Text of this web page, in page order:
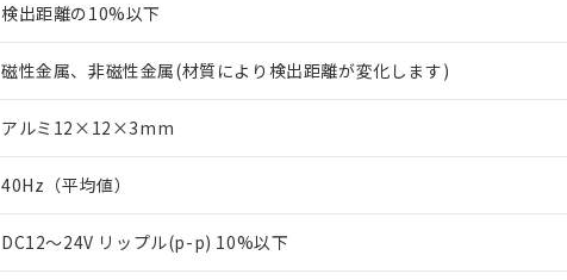
検出距離の10%以下
磁性金属、非磁性金属(材質により検出距離が変化します)
アルミ12×12×3mm
40Hz（平均値）
DC12～24V リップル(p-p) 10%以下